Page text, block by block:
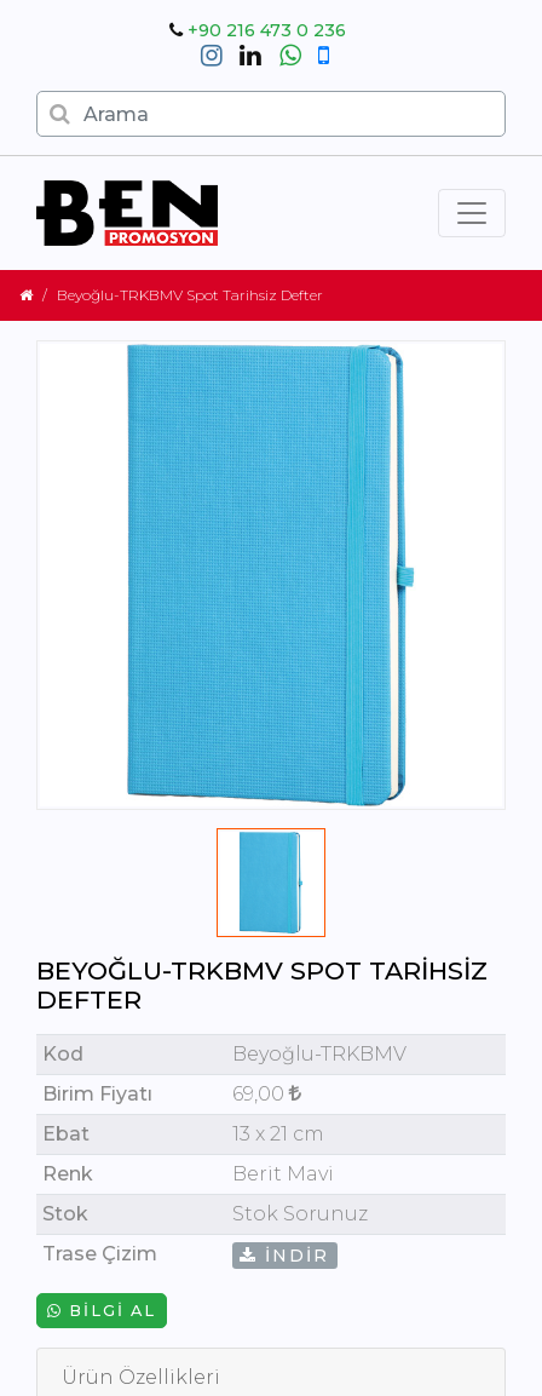
+90 216 473 0 236
Beyoğlu-TRKBMV Spot Tarihsiz Defter
BEYOĞLU-TRKBMV SPOT TARIHSIZ
DEFTER
Kod
Beyoğlu-TRKBMV
Birim Fiyatı
69,00
Ebat
13 x 21 cm
Renk
Berit Mavi
Stok
Stok Sorunuz
Trase Çizim
İNDIR
BILGI AL
Ürün Özellikleri